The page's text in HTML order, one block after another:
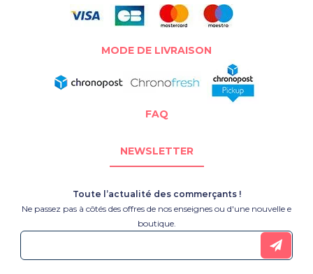
MODE DE LIVRAISON
FAQ
NEWSLETTER
Toute l’actualité des commerçants !
Ne passez pas à côtés des offres de nos enseignes ou d'une nouvelle e
boutique.